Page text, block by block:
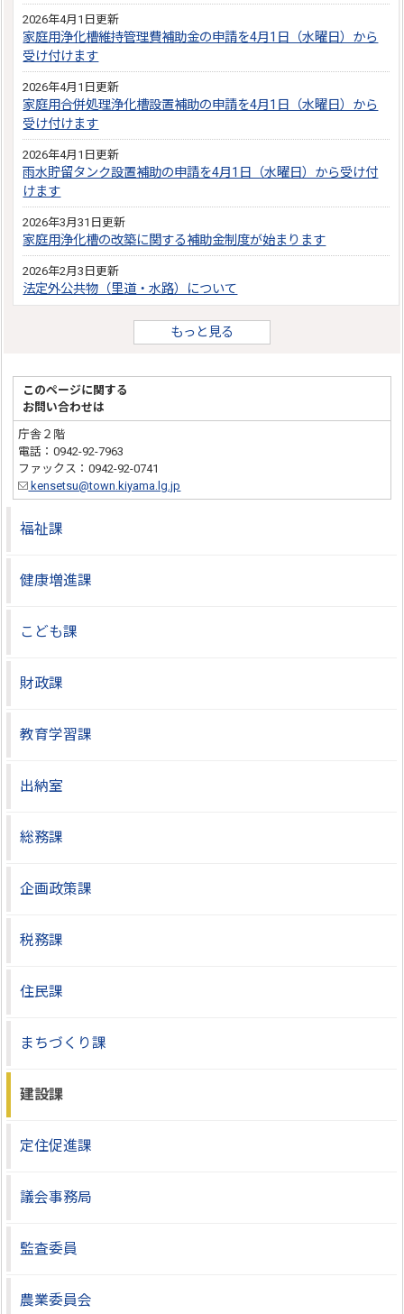
2026年4月1日更新
家庭用浄化槽維持管理費補助金の申請を4月1日（水曜日）から
受け付けます
2026年4月1日更新
家庭用合併処理浄化槽設置補助の申請を4月1日（水曜日）から
受け付けます
2026年4月1日更新
雨水貯留タンク設置補助の申請を4月1日（水曜日）から受け付
けます
2026年3月31日更新
家庭用浄化槽の改築に関する補助金制度が始まります
2026年2月3日更新
法定外公共物（里道・水路）について
もっと見る
このページに関する
お問い合わせは
庁舎２階
電話：0942-92-7963
ファックス：0942-92-0741
kensetsu@town.kiyama.lg.jp
福祉課
健康増進課
こども課
財政課
教育学習課
出納室
総務課
企画政策課
税務課
住民課
まちづくり課
建設課
定住促進課
議会事務局
監査委員
農業委員会